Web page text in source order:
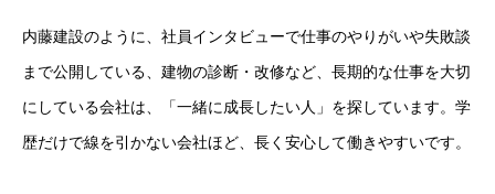
内藤建設のように、社員インタビューで仕事のやりがいや失敗談
まで公開している、建物の診断・改修など、長期的な仕事を大切
にしている会社は、「一緒に成長したい人」を探しています。学
歴だけで線を引かない会社ほど、長く安心して働きやすいです。